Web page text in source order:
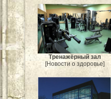
Тренажёрный зал
[Новости о здоровье]